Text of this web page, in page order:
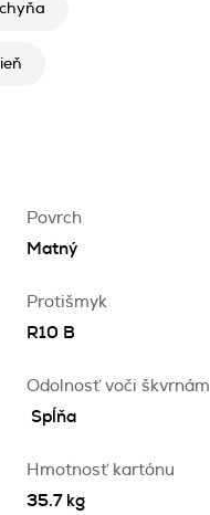
Povrch
Matný
Protišmyk
R10 B
Odolnosť voči škvrnám
Spĺňa
Hmotnosť kartónu
35.7 kg